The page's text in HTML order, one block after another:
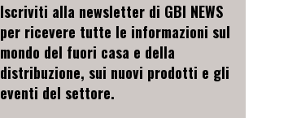
Iscriviti alla newsletter di GBI NEWS
per ricevere tutte le informazioni sul
mondo del fuori casa e della
distribuzione, sui nuovi prodotti e gli
eventi del settore.